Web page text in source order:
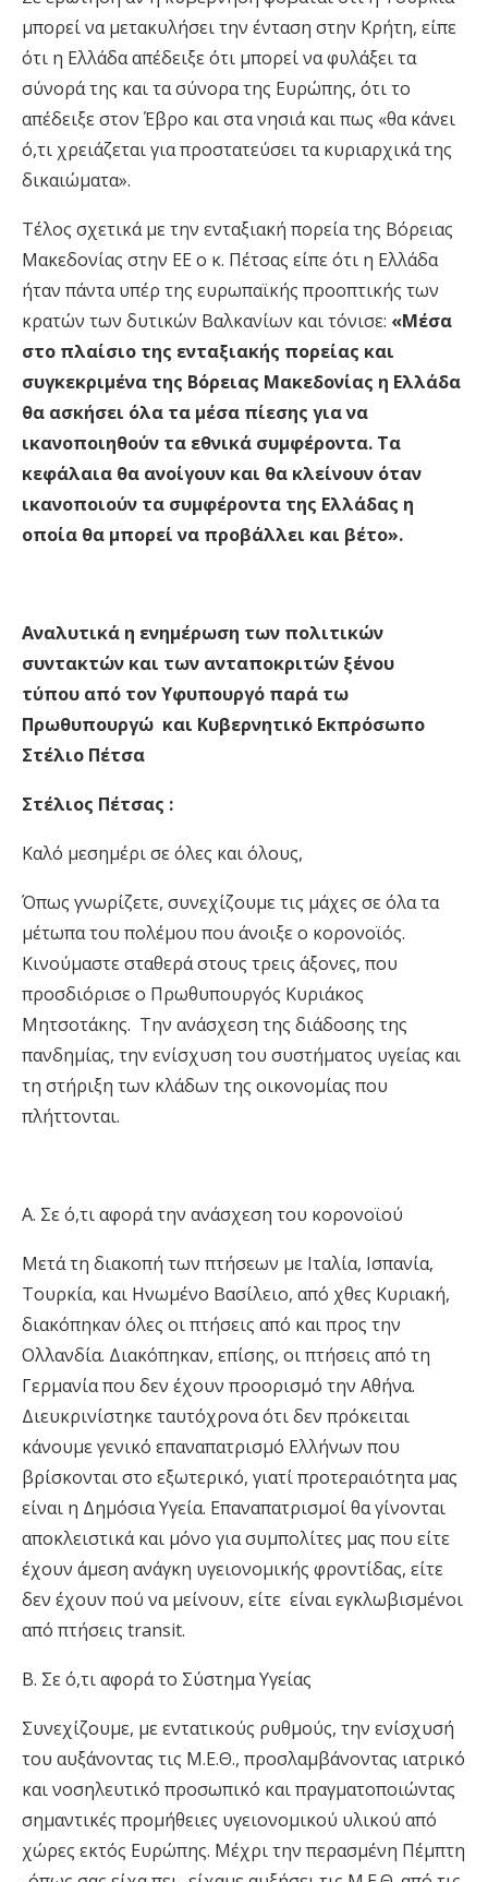
μπορεί να μετακυλήσει την ένταση στην Κρήτη, είπε
ότι η Ελλάδα απέδειξε ότι μπορεί να φυλάξει τα
σύνορά της και τα σύνορα της Ευρώπης, ότι το
απέδειξε στον Έβρο και στα νησιά και πως «θα κάνει
ό,τι χρειάζεται για προστατεύσει τα κυριαρχικά της
δικαιώματα».
Τέλος σχετικά με την ενταξιακή πορεία της Βόρειας
Μακεδονίας στην ΕΕ ο κ. Πέτσας είπε ότι η Ελλάδα
ήταν πάντα υπέρ της ευρωπαϊκής προοπτικής των
κρατών των δυτικών Βαλκανίων και τόνισε: «Μέσα
στο πλαίσιο της ενταξιακής πορείας και
συγκεκριμένα της Βόρειας Μακεδονίας η Ελλάδα
θα ασκήσει όλα τα μέσα πίεσης για να
ικανοποιηθούν τα εθνικά συμφέροντα. Τα
κεφάλαια θα ανοίγουν και θα κλείνουν όταν
ικανοποιούν τα συμφέροντα της Ελλάδας η
οποία θα μπορεί να προβάλλει και βέτο».
Αναλυτικά η ενημέρωση των πολιτικών
συντακτών και των ανταποκριτών ξένου
τύπου από τον Υφυπουργό παρά τω
Πρωθυπουργώ και Κυβερνητικό Εκπρόσωπο
Στέλιο Πέτσα
Στέλιος Πέτσας :
Καλό μεσημέρι σε όλες και όλους,
Όπως γνωρίζετε, συνεχίζουμε τις μάχες σε όλα τα
μέτωπα του πολέμου που άνοιξε ο κορονοϊός.
Κινούμαστε σταθερά στους τρεις άξονες, που
προσδιόρισε ο Πρωθυπουργός Κυριάκος
Μητσοτάκης. Την ανάσχεση της διάδοσης της
πανδημίας, την ενίσχυση του συστήματος υγείας και
τη στήριξη των κλάδων της οικονομίας που
πλήττονται.
Α. Σε ό,τι αφορά την ανάσχεση του κορονοϊού
Μετά τη διακοπή των πτήσεων με Ιταλία, Ισπανία,
Τουρκία, και Ηνωμένο Βασίλειο, από χθες Κυριακή,
διακόπηκαν όλες οι πτήσεις από και προς την
Ολλανδία. Διακόπηκαν, επίσης, οι πτήσεις από τη
Γερμανία που δεν έχουν προορισμό την Αθήνα.
Διευκρινίστηκε ταυτόχρονα ότι δεν πρόκειται
κάνουμε γενικό επαναπατρισμό Ελλήνων που
βρίσκονται στο εξωτερικό, γιατί προτεραιότητα μας
είναι η Δημόσια Υγεία. Επαναπατρισμοί θα γίνονται
αποκλειστικά και μόνο για συμπολίτες μας που είτε
έχουν άμεση ανάγκη υγειονομικής φροντίδας, είτε
δεν έχουν πού να μείνουν, είτε είναι εγκλωβισμένοι
από πτήσεις transit.
Β. Σε ό,τι αφορά το Σύστημα Υγείας
Συνεχίζουμε, με εντατικούς ρυθμούς, την ενίσχυσή
του αυξάνοντας τις Μ.Ε.Θ., προσλαμβάνοντας ιατρικό
και νοσηλευτικό προσωπικό και πραγματοποιώντας
σημαντικές προμήθειες υγειονομικού υλικού από
χώρες εκτός Ευρώπης. Μέχρι την περασμένη Πέμπτη